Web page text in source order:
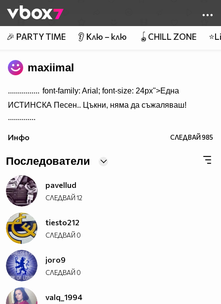
👾
🎉 PARTY TIME 👂 Клю – клю 🪀CHILL ZONE
maxiimal
................ font-family: Arial; font-size: 24px">Една
ИСТИНСКА Песен.. Цъкни, няма да съжаляваш!
..............
Инфо СЛЕДВАЙ985
Последователи
pavellud
СЛЕДВАЙ12
tiesto212
СЛЕДВАЙ 0
joro9
СЛЕДВАЙ 0
valq_1994